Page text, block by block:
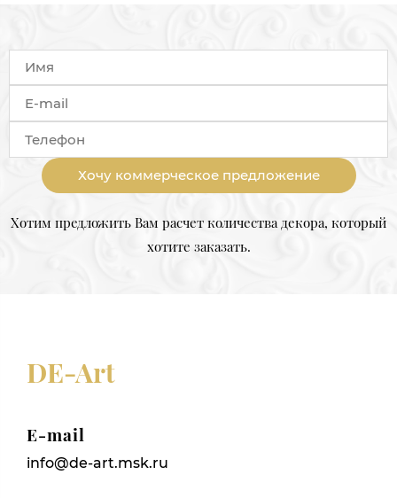
Хочу коммерческое предложение
Хотим предложить Вам расчет количества декора, который
хотите заказать.
DE-Art
E-mail
info@de-art.msk.ru